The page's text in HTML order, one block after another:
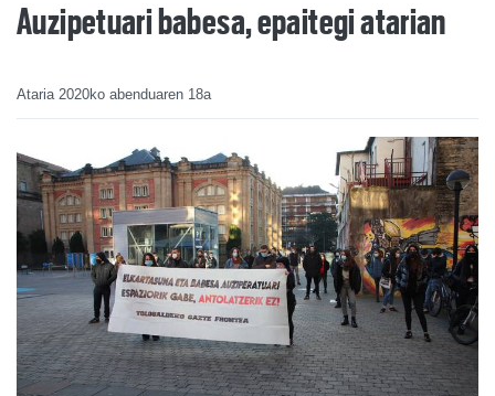
Auzipetuari babesa, epaitegi atarian
Ataria 2020ko abenduaren 18a